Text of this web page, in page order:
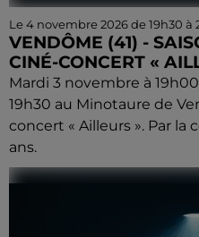
Le 4 novembre 2026 de 19h30 à
VENDÔME (41) -
CINÉ-CONCERT «
Mardi 3 novembre à
19h30 au Minotaure de
concert « Ailleurs ». Par la
ans.